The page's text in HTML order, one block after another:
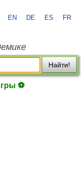
EN DE ES FR
Найти!
⚽